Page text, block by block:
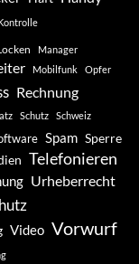
Manager
Mobilfunk Opfer
Rechnung
Schutz Schweiz
Spam Sperre
Telefonieren
Urheberrecht
Video Vorwurf